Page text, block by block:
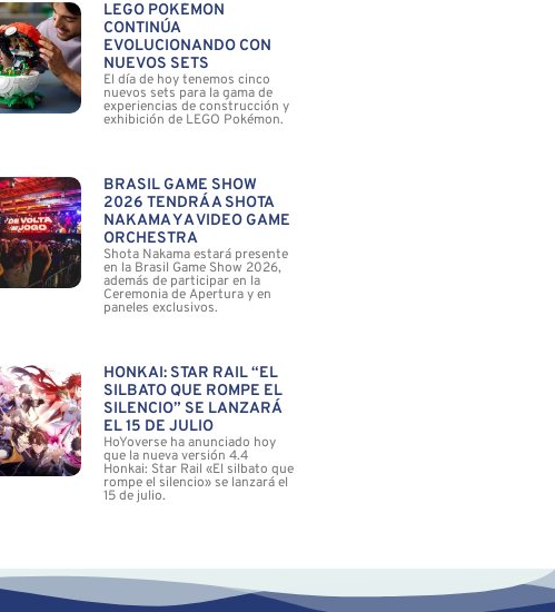
LEGO POKÉMON
CONTINÚA
EVOLUCIONANDO CON
NUEVOS SETS
El día de hoy tenemos cinco
nuevos sets para la gama de
experiencias de construcción y
exhibición de LEGO Pokémon.
BRASIL GAME SHOW
2026 TENDRÁ A SHOTA
NAKAMA Y A VIDEO GAME
ORCHESTRA
Shota Nakama estará presente
en la Brasil Game Show 2026,
además de participar en la
Ceremonia de Apertura y en
paneles exclusivos.
HONKAI: STAR RAIL “EL
SILBATO QUE ROMPE EL
SILENCIO” SE LANZARÁ
EL 15 DE JULIO
HoYoverse ha anunciado hoy
que la nueva versión 4.4
Honkai: Star Rail «El silbato que
rompe el silencio» se lanzará el
15 de julio.